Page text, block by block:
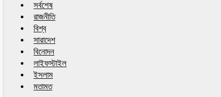
সর্বশেষ
রাজনীতি
বিশ্ব
সারাদেশ
বিনোদন
লাইফস্টাইল
ইসলাম
মতামত